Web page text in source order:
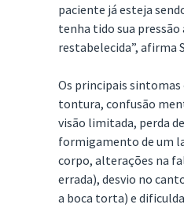
paciente já esteja
tenha tido sua
restabelecida”, afirma
Os principais sintomas
tontura, confusão
visão limitada, perda
formigamento de um
corpo, alterações na
errada), desvio no
a boca torta) e